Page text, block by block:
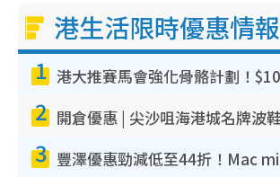
港生活限時優惠情報
1
2
3